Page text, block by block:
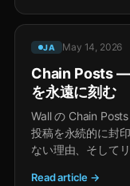
JA May 14, 2026
Chain Posts —
を永遠に刻む
Wall の Chain
投稿を永続的に封
ない理由、そして
Read article →